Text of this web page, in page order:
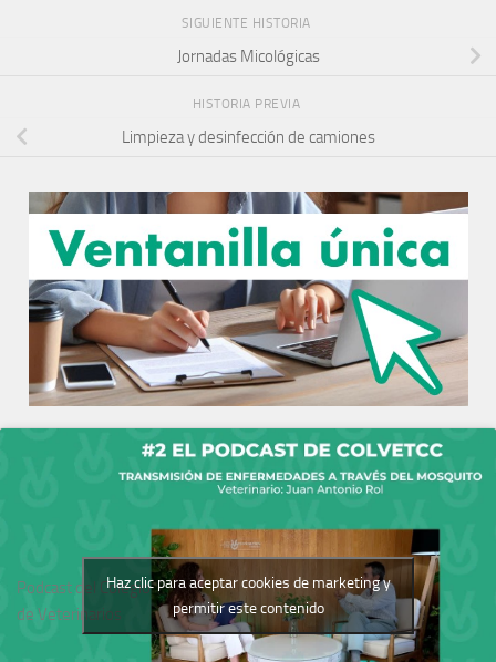
SIGUIENTE HISTORIA
Jornadas Micológicas
HISTORIA PREVIA
Limpieza y desinfección de camiones
Podcast del Colegio
de Veterinarios
Haz clic para aceptar cookies de marketing y
permitir este contenido